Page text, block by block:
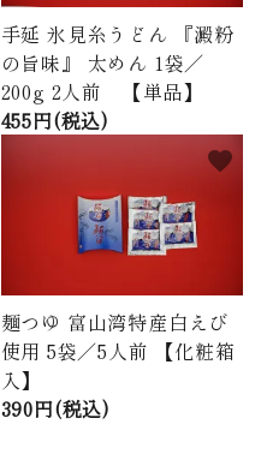
手延 氷見糸うどん 『澱粉
の旨味』 太めん 1袋／
200g 2人前 【単品】
455円(税込)
麺つゆ 富山湾特産白えび
使用 5袋／5人前 【化粧箱
入】
390円(税込)
favorite